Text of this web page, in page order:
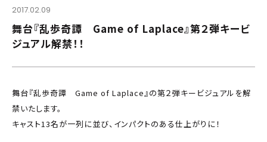
2017.02.09
舞台『乱歩奇譚 Game of Laplace』第２弾キービ
ジュアル解禁！！
舞台『乱歩奇譚 Game of Laplace』の第２弾キービジュアルを解
禁いたします。
キャスト13名が一列に並び、インパクトのある仕上がりに！